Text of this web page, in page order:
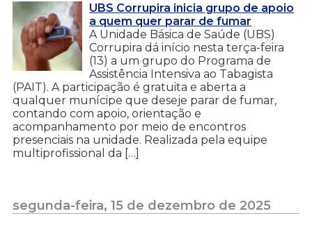
UBS Corrupira inicia grupo de apoio
a quem quer parar de fumar
A Unidade Básica de Saúde (UBS)
Corrupira dá início nesta terça-feira
(13) a um grupo do Programa de
Assistência Intensiva ao Tabagista
(PAIT). A participação é gratuita e aberta a
qualquer munícipe que deseje parar de fumar,
contando com apoio, orientação e
acompanhamento por meio de encontros
presenciais na unidade. Realizada pela equipe
multiprofissional da […]
segunda-feira, 15 de dezembro de 2025